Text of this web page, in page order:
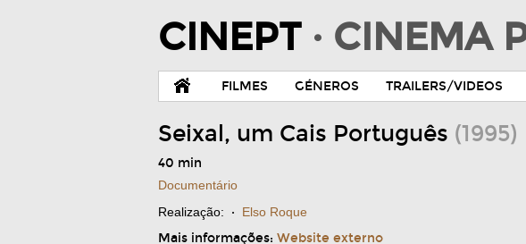
CINEPT · CINEMA
FILMES GÉNEROS TRAILERS/VIDEOS
Seixal, um Cais Português (1995)
40 min
Documentário
Realização: · Elso Roque
Mais informações: Website externo